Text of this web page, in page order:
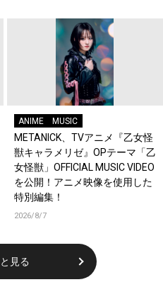
ANIME MUSIC
METANICK、TVアニメ『乙女怪
獣キャラメリゼ』OPテーマ「乙
女怪獣」OFFICIAL MUSIC VIDEO
を公開！アニメ映像を使用した
特別編集！
2026/8/7
見る